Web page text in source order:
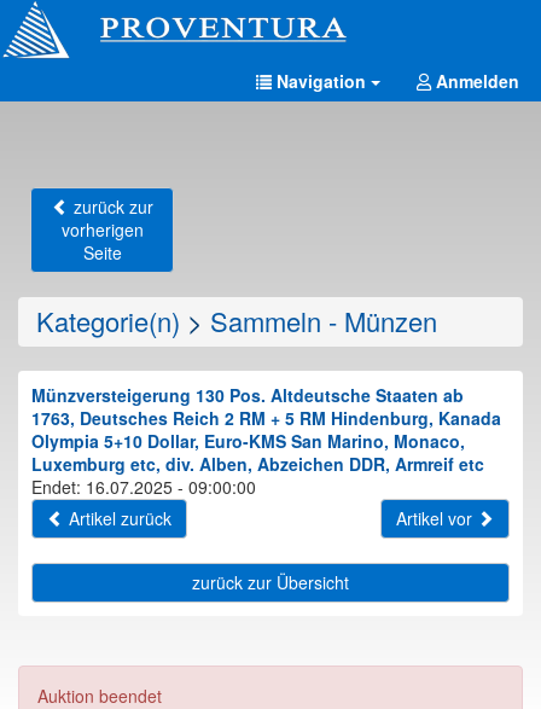
Navigation Anmelden
zurück zur
vorherigen
Seite
Kategorie(n) > Sammeln - Münzen
Münzversteigerung 130 Pos. Altdeutsche Staaten ab
1763, Deutsches Reich 2 RM + 5 RM Hindenburg, Kanada
Olympia 5+10 Dollar, Euro-KMS San Marino, Monaco,
Luxemburg etc, div. Alben, Abzeichen DDR, Armreif etc
Endet: 16.07.2025 - 09:00:00
Artikel zurück
Artikel vor
zurück zur Übersicht
Auktion beendet